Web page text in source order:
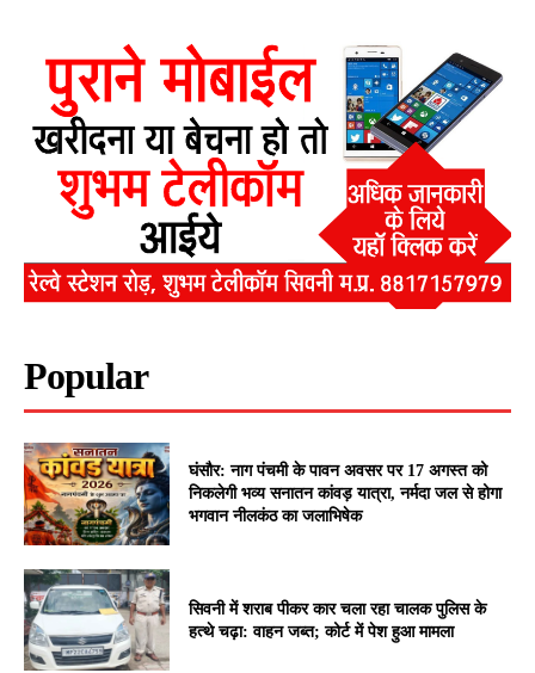
Popular
घंसौर: नाग पंचमी के पावन अवसर पर 17 अगस्त को
निकलेगी भव्य सनातन कांवड़ यात्रा, नर्मदा जल से होगा
भगवान नीलकंठ का जलाभिषेक
सिवनी में शराब पीकर कार चला रहा चालक पुलिस के
हत्थे चढ़ा: वाहन जब्त; कोर्ट में पेश हुआ मामला